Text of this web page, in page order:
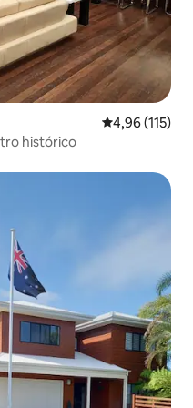
4,96 de uma
4,96 (115)
histórico